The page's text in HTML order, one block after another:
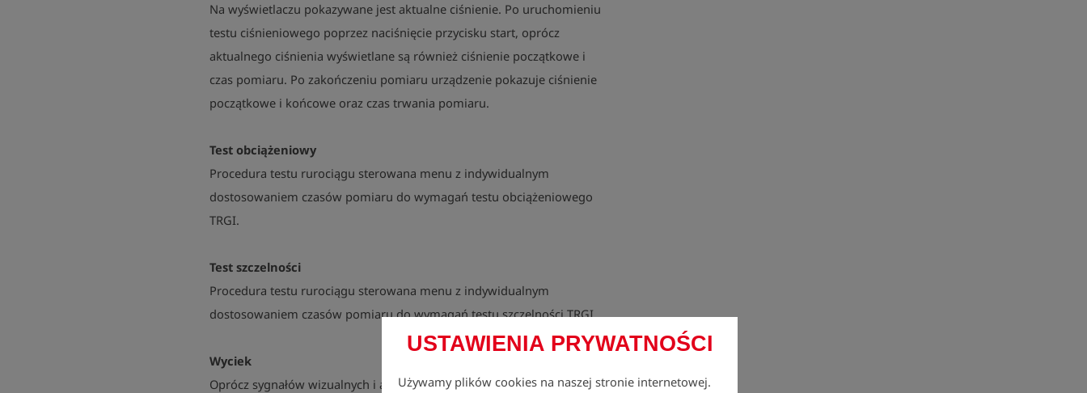
USTAWIENIA PRYWATNOŚCI
Używamy plików cookies na naszej stronie internetowej.
Na wyświetlaczu pokazywane jest aktualne ciśnienie. Po uruchomieniu
testu ciśnieniowego poprzez naciśnięcie przycisku start, oprócz
aktualnego ciśnienia wyświetlane są również ciśnienie początkowe i
czas pomiaru. Po zakończeniu pomiaru urządzenie pokazuje ciśnienie
początkowe i końcowe oraz czas trwania pomiaru.
Test obciążeniowy
Procedura testu rurociągu sterowana menu z indywidualnym
dostosowaniem czasów pomiaru do wymagań testu obciążeniowego
TRGI.
Test szczelności
Procedura testu rurociągu sterowana menu z indywidualnym
dostosowaniem czasów pomiaru do wymagań testu szczelności TRGI.
Wyciek
Oprócz sygnałów wizualnych i akustycznych dostępny jest również